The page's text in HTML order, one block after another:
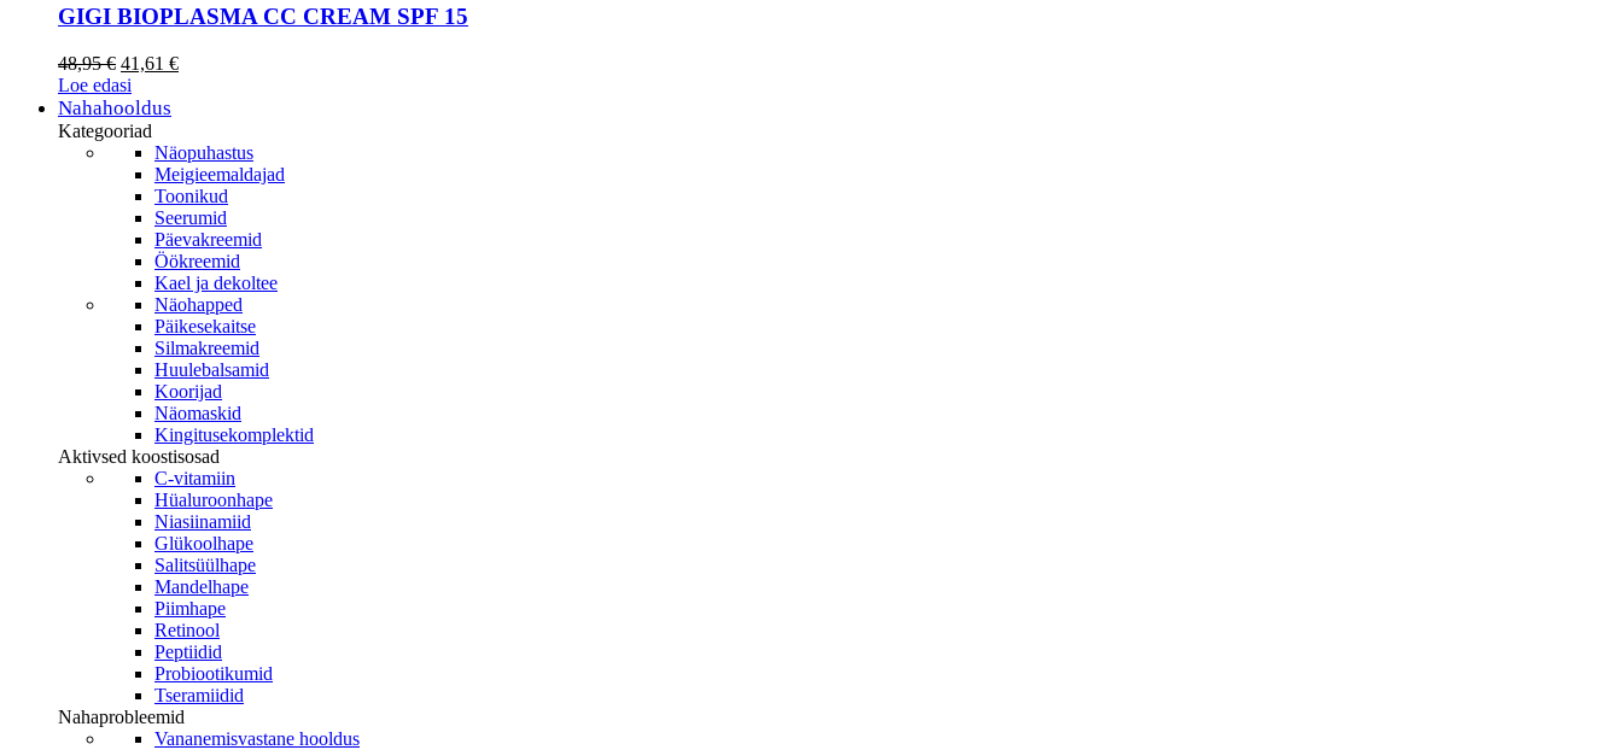
may
be
chosen
on
the
product
page
GIGI BIOPLASMA CC CREAM SPF 15
48,95€ Algne
hind
oli:
48,95 €.
41,61 €Current
Loe edasi
Nahahooldus
Kategooriad
Näopuhastus
Meigieemaldajad
Toonikud
Seerumid
Päevakreemid
Öökreemid
Kael ja dekoltee
Näohapped
Päikesekaitse
Silmakreemid
Huulebalsamid
Koorijad
Näomaskid
Kingitusekomplektid
Aktivsed koostisosad
C-vitamiin
Hüaluroonhape
Niasiinamiid
Glükoolhape
Salitsüülhape
Mandelhape
Piimhape
Retinool
Peptiidid
Probiootikumid
Tseramiidid
Nahaprobleemid
Vananemisvastane hooldus